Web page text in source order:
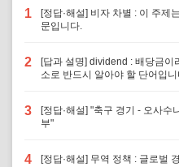
1
[정답·해설] 비자 차별 : 이 주제
문입니다.
2
[답과 설명] dividend : 배당금이
소로 반드시 알아야 할 단어입
3
[정답·해설] "축구 경기 - 오사
부"
4 [정답·해설] 무역 정책 : 글로벌